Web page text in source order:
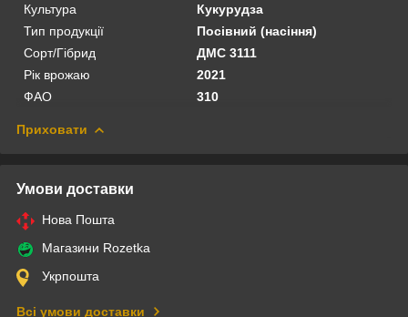
Культура
Кукурудза
Тип продукції
Посівний (насіння)
Сорт/Гібрид
ДМС 3111
Рік врожаю
2021
ФАО
310
Приховати
Умови доставки
Нова Пошта
Магазини Rozetka
Укрпошта
Всі умови доставки